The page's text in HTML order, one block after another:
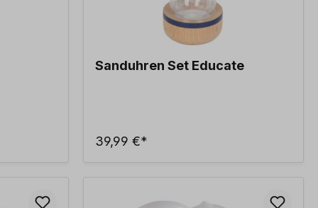
Sanduhren Set Educate
39,99 €*